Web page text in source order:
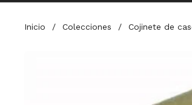
Inicio / Colecciones / Cojinete de